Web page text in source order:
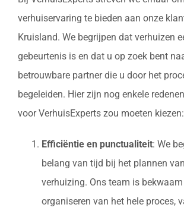
verhuiservaring te bieden aan onze
Kruisland. We begrijpen dat verhuizen
gebeurtenis is en dat u op zoek bent
betrouwbare partner die u door het
begeleiden. Hier zijn nog enkele
voor VerhuisExperts zou moeten kiezen:
Efficiëntie en punctualiteit: We
belang van tijd bij het plannen
verhuizing. Ons team is
organiseren van het hele proces,